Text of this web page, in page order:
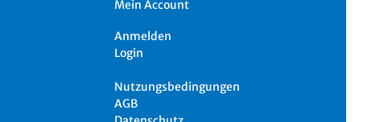
Mein Account
Anmelden
Login
Nutzungsbedingungen
AGB